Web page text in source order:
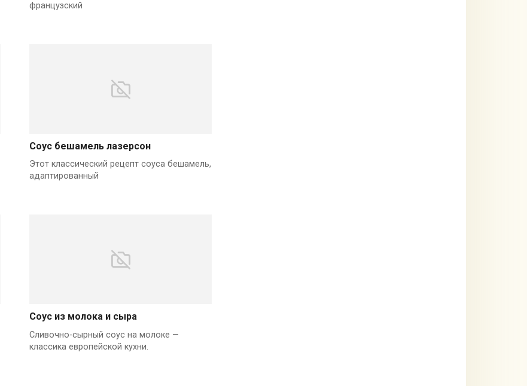
французский
Соус бешамель лазерсон
Этот классический рецепт соуса бешамель,
адаптированный
Соус из молока и сыра
Сливочно-сырный соус на молоке —
классика европейской кухни.